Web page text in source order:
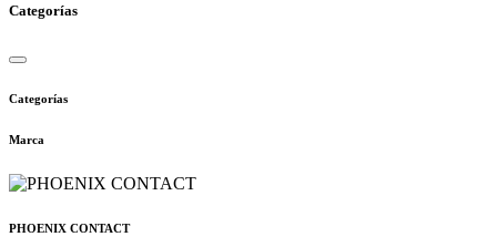
Categorías
Categorías
Marca
PHOENIX CONTACT